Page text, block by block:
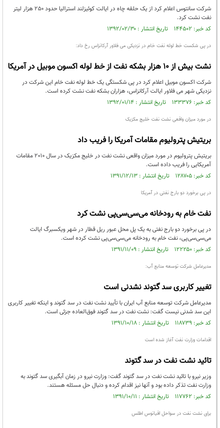
شرکت سانتوس اعلام کرد از یک حلقه چاه در ایالت کوئیزلند استرالیا حدود ٢٥٠ هزار لیتر
نفت نشت کرد.
کد خبر: ۱۴۴۵۰۲ تاریخ انتشار : ۱۳۹۲/۰۲/۳۰
در پی شکست خط لوله نفت خام در نزدیکی می فلاور آرکانزاس رخ داد:
نشت بیش از 10 هزار بشکه نفت از خط لوله اکسون موبیل در آمریکا
شرکت اکسون موبیل اعلام کرد در پی شکستگی یک خط لوله نفت خام این شرکت در
نزدیکی شهر می فلاور ایالت آرکانزاس، هزاران بشکه نفت نشت کرده است.
کد خبر: ۱۳۳۳۷۶ تاریخ انتشار : ۱۳۹۲/۰۱/۱۴
در مورد میزان واقعی نشت نفت خلیج مکزیک
بریتیش پترولیوم مقامات آمریکا را فریب داد
بریتیش پترولیوم در مورد میزان واقعی نشت نفت در خلیج مکزیک در سال 2010 مقامات
آمریکایی را فریب داده‌ است.
کد خبر: ۱۲۸۷۰۵ تاریخ انتشار : ۱۳۹۱/۱۲/۱۳
در پی برخورد دو بارج نفتی در آمریکا
نفت خام به رودخانه می‌سی‌سی‌پی نشت کرد
در پی برخورد دو بارج نفتی به یک پل محل عبور ریل قطار در شهر ویکسبرگ ایالت
می‌سی‌سی‌پی، نفت خام به رودخانه می‌سی‌سی‌پی نشت کرده است.
کد خبر: ۱۲۲۲۵۰ تاریخ انتشار : ۱۳۹۱/۱۱/۰۹
مدیرعامل شرکت توسعه منابع آب:
تغییر کاربری سد گتوند نشدنی است
مدیرعامل شرکت توسعه منابع آب ایران با تأیید نشت نفت در سد گتوند و اینکه تغییر کاربری
این سد شدنی نیست گفت: نشت نفت در سد گتوند فوق‌العاده جزئی است.
کد خبر: ۱۱۸۷۳۹ تاریخ انتشار : ۱۳۹۱/۱۰/۱۸
اقدامات وزارت نفت آغاز شده است
تائید نشت نفت در سد گتوند
وزیر نیرو با تائید نشت نفت در سد گتوند گفت: وزارت نیرو در زمان آبگیری سد گتوند به
وزارت نفت تذکر داده بود و آنها نیز اقدام کرده و دنبال حل مسئله هستند.
کد خبر: ۱۱۷۷۶۲ تاریخ انتشار : ۱۳۹۱/۱۰/۱۱
برای نشت نفت در سواحل اقیانوس اطلس